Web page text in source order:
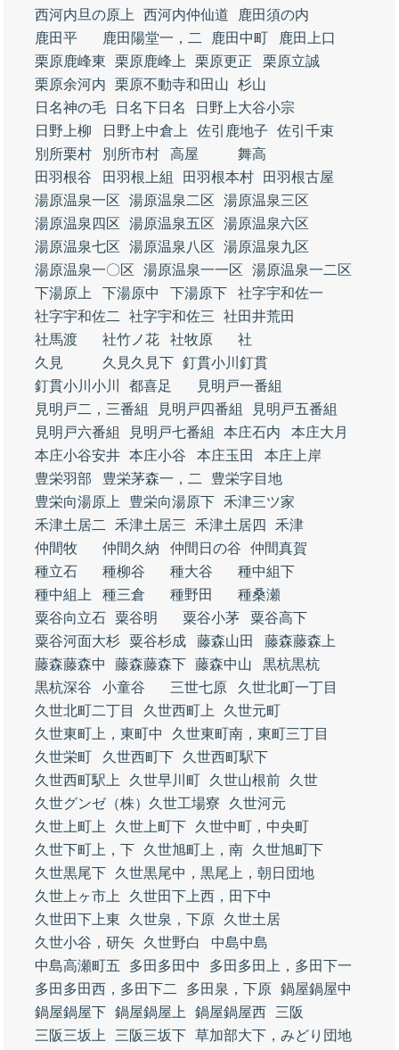
西河内旦の原上
西河内仲仙道
鹿田須の内
鹿田平
鹿田陽堂一，二 鹿田中町
鹿田上口
栗原鹿峰東
栗原鹿峰上 栗原更正
栗原立誠
栗原余河内
栗原不動寺和田山
杉山
日名神の毛
日名下日名
日野上大谷小宗
日野上柳
日野上中倉上 佐引鹿地子
佐引千束
別所栗村
別所市村 高屋
舞高
田羽根谷
田羽根上組 田羽根本村
田羽根古屋
湯原温泉一区
湯原温泉二区
湯原温泉三区
湯原温泉四区
湯原温泉五区
湯原温泉六区
湯原温泉七区
湯原温泉八区
湯原温泉九区
湯原温泉一〇区
湯原温泉一一区
湯原温泉一二区
下湯原上
下湯原中 下湯原下
社字宇和佐一
社字宇和佐二
社字宇和佐三
社田井荒田
社馬渡
社竹ノ花 社牧原
社
久見
久見久見下 釘貫小川釘貫
釘貫小川小川
都喜足
見明戸一番組
見明戸二，三番組
見明戸四番組
見明戸五番組
見明戸六番組
見明戸七番組 本庄石内
本庄大月
本庄小谷安井 本庄小谷 本庄玉田
本庄上岸
豊栄羽部
豊栄茅森一，二
豊栄字目地
豊栄向湯原上
豊栄向湯原下 禾津三ツ家
禾津土居二
禾津土居三 禾津土居四
禾津
仲間牧
仲間久納 仲間日の谷
仲間真賀
種立石
種柳谷 種大谷
種中組下
種中組上
種三倉 種野田
種桑瀬
粟谷向立石 粟谷明 粟谷小茅
粟谷高下
粟谷河面大杉 粟谷杉成 藤森山田
藤森藤森上
藤森藤森中
藤森藤森下 藤森中山
黒杭黒杭
黒杭深谷
小童谷 三世七原
久世北町一丁目
久世北町二丁目
久世西町上
久世元町
久世東町上，東町中
久世東町南，東町三丁目
久世栄町
久世西町下
久世西町駅下
久世西町駅上
久世早川町 久世山根前
久世
久世グンゼ（株）久世工場寮
久世河元
久世上町上
久世上町下
久世中町，中央町
久世下町上，下
久世旭町上，南
久世旭町下
久世黒尾下
久世黒尾中，黒尾上，朝日団地
久世上ヶ市上
久世田下上西，田下中
久世田下上東
久世泉，下原
久世土居
久世小谷，研矢
久世野白
中島中島
中島高瀬町五
多田多田中
多田多田上，多田下一
多田多田西，多田下二
多田泉，下原 鍋屋鍋屋中
鍋屋鍋屋下 鍋屋鍋屋上 鍋屋鍋屋西
三阪
三阪三坂上
三阪三坂下 草加部大下，みどり団地